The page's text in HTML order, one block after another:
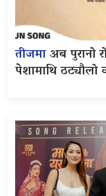
तीजमाअब पुरानो
पेशामाथि ठट्यौलो